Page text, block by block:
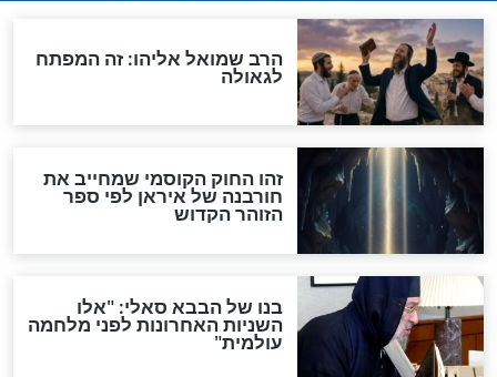
מה יהיה בימות המשיח?
"לפני הגאולה תהיה אפיקורסות
והכחשה גדולה מאוד של
האמונה"